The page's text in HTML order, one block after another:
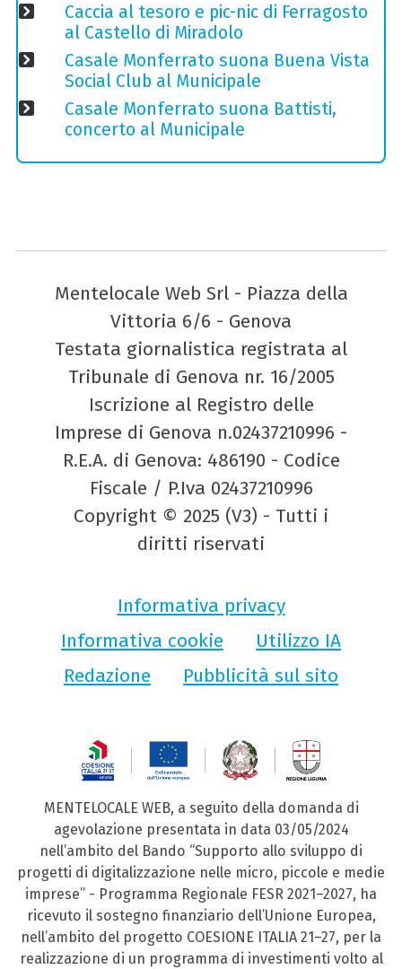
Caccia al tesoro e pic-nic di Ferragosto
al Castello di Miradolo
Casale Monferrato suona Buena Vista
Social Club al Municipale
Casale Monferrato suona Battisti,
concerto al Municipale
Mentelocale Web Srl - Piazza della
Vittoria 6/6 - Genova
Testata giornalistica registrata al
Tribunale di Genova nr. 16/2005
Iscrizione al Registro delle
Imprese di Genova n.02437210996 -
R.E.A. di Genova: 486190 - Codice
Fiscale / P.Iva 02437210996
Copyright © 2025 (V3) - Tutti i
diritti riservati
Informativa privacy
Informativa cookie
Utilizzo IA
Redazione
Pubblicità sul sito
MENTELOCALE WEB, a seguito della domanda di
agevolazione presentata in data 03/05/2024
nell’ambito del Bando “Supporto allo sviluppo di
progetti di digitalizzazione nelle micro, piccole e medie
imprese” - Programma Regionale FESR 2021–2027, ha
ricevuto il sostegno finanziario dell’Unione Europea,
nell’ambito del progetto COESIONE ITALIA 21–27, per la
realizzazione di un programma di investimenti volto al